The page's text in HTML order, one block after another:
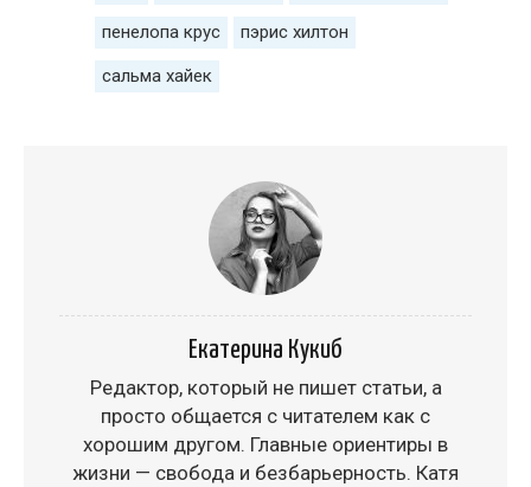
пенелопа крус пэрис хилтон
сальма хайек
Екатерина Кукиб
Редактор, который не пишет статьи, а
просто общается с читателем как с
хорошим другом. Главные ориентиры в
жизни — свобода и безбарьерность. Катя